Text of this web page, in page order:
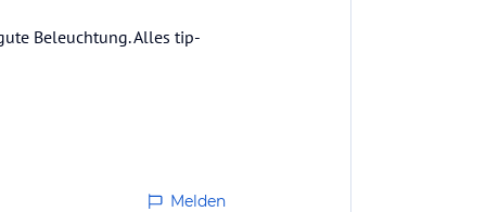
Beleuchtung. Alles tip-
Melden